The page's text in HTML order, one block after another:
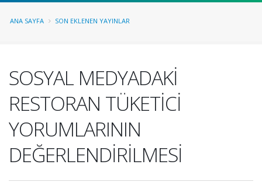
ANA SAYFA SON EKLENEN YAYINLAR
SOSYAL MEDYADAKİ
RESTORAN TÜKETİCİ
YORUMLARININ
DEĞERLENDİRİLMESİ